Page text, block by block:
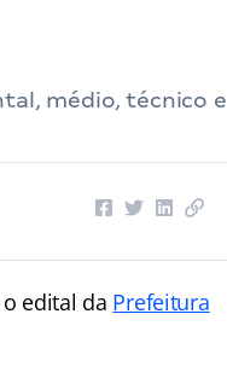
médio, técnico e
edital da Prefeitura